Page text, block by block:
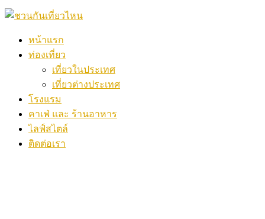
หน้าแรก
ท่องเที่ยว
เที่ยวในประเทศ
เที่ยวต่างประเทศ
โรงแรม
คาเฟ่ และ ร้านอาหาร
ไลฟ์สไตล์
ติดต่อเรา